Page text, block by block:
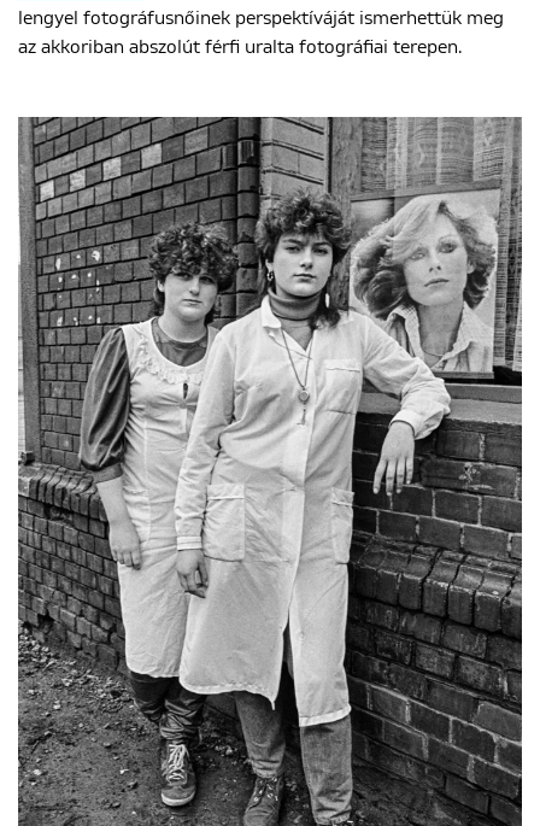
lengyel fotográfusnőinek perspektíváját ismerhettük meg
az akkoriban abszolút férfi uralta fotográfiai terepen.